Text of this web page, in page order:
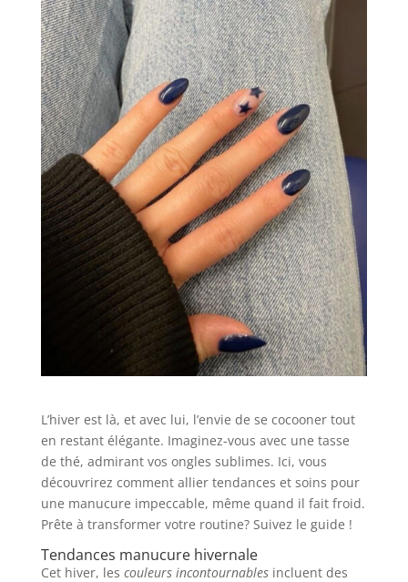
L’hiver est là, et avec lui, l’envie de se cocooner tout
en restant élégante. Imaginez-vous avec une tasse
de thé, admirant vos ongles sublimes. Ici, vous
découvrirez comment allier tendances et soins pour
une manucure impeccable, même quand il fait froid.
Prête à transformer votre routine? Suivez le guide !
Tendances manucure hivernale
Cet hiver, les couleurs incontournablesincluent des